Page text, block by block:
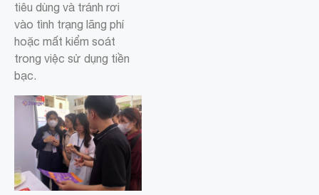
tiêu dùng và tránh rơi
vào tình trạng lãng phí
hoặc mất kiểm soát
trong việc sử dụng tiền
bạc.